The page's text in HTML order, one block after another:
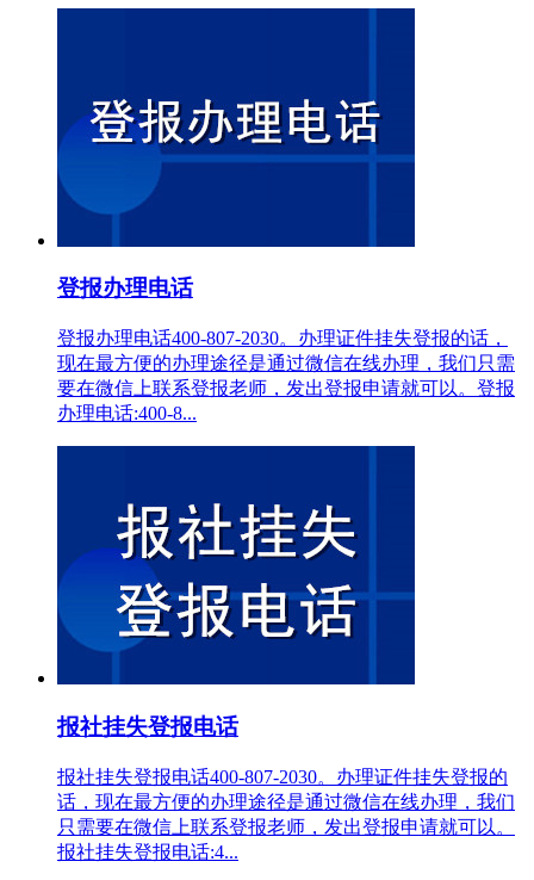
登报办理电话
登报办理电话400-807-2030。办理证件挂失登报的话，
现在最方便的办理途径是通过微信在线办理，我们只需
要在微信上联系登报老师，发出登报申请就可以。登报
办理电话:400-8...
报社挂失登报电话
报社挂失登报电话400-807-2030。办理证件挂失登报的
话，现在最方便的办理途径是通过微信在线办理，我们
只需要在微信上联系登报老师，发出登报申请就可以。
报社挂失登报电话:4...